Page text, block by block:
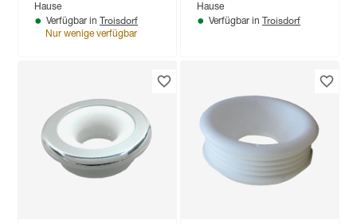
Hause
Verfügbar in Troisdorf
Nur wenige verfügbar
Hause
Verfügbar in Troisdorf